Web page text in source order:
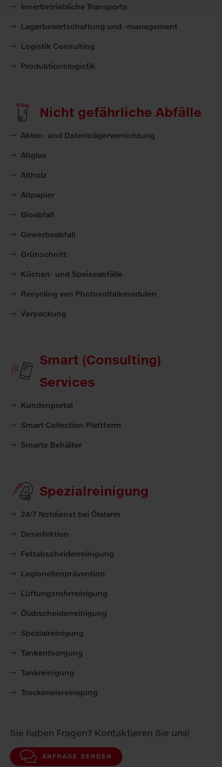
Innerbetriebliche Transporte
Lagerbewirtschaftung und -management
Logistik Consulting
Produktionslogistik
Nicht gefährliche Abfälle
Akten- und Datenträgervernichtung
Altglas
Altholz
Altpapier
Bioabfall
Gewerbeabfall
Grünschnitt
Küchen- und Speiseabfälle
Recycling von Photovoltaikmodulen
Verpackung
Smart (Consulting)
Services
Kundenportal
Smart Collection Plattform
Smarte Behälter
Spezialreinigung
24/7 Notdienst bei Ölalarm
Desinfektion
Fettabscheiderreinigung
Legionellenprävention
Lüftungsrohrreinigung
Ölabscheiderreinigung
Spezialreinigung
Tankentsorgung
Tankreinigung
Trockeneisreinigung
Sie haben Fragen? Kontaktieren Sie uns!
ANFRAGE SENDEN